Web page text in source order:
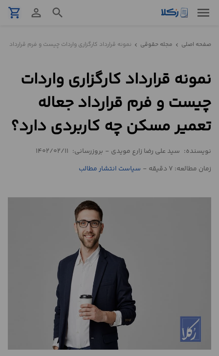
menu
search
person_outline
shopping_cart
نمونه
تنظیم
مشاوره
حقوقی
استعلام
محاسبه
صفحه اصلی chevron_left مجله حقوقی chevron_left نمونه قرارداد کارگزاری واردات چیست و فرم قرارداد
نمونه قرارداد کارگزاری واردات
چیست و فرم قرارداد جعاله
تعمیر مسکن چه کاربردی دارد؟
نویسنده: سید علی رضا زارع مویدی - بروزرسانی: 1402/02/11
زمان مطالعه: 7 دقیقه
- سیاست انتشار مطالب